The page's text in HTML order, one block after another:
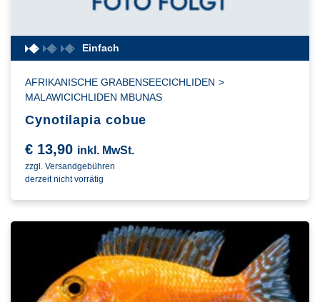
Einfach
AFRIKANISCHE GRABENSEECICHLIDEN >
MALAWICICHLIDEN MBUNAS
Cynotilapia cobue
€ 13,90 inkl. MwSt.
zzgl. Versandgebühren
derzeit nicht vorrätig